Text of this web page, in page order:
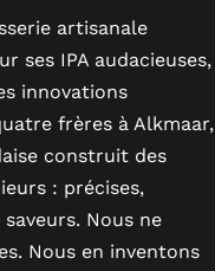
artisanale
ses IPA audacieuses,
innovations
frères à Alkmaar,
construit des
: précises,
Nous ne
Nous en inventons